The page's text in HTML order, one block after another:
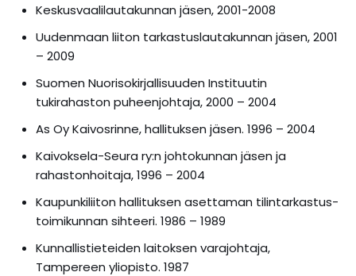
Keskusvaalilautakunnan jäsen, 2001-2008
Uudenmaan liiton tarkastuslautakunnan jäsen, 2001
– 2009
Suomen Nuorisokirjallisuuden Instituutin
tukirahaston puheenjohtaja, 2000 – 2004
As Oy Kaivosrinne, hallituksen jäsen. 1996 – 2004
Kaivoksela-Seura ry:n johtokunnan jäsen ja
rahastonhoitaja, 1996 – 2004
Kaupunkiliiton hallituksen asettaman tilintarkastus-
toimikunnan sihteeri. 1986 – 1989
Kunnallistieteiden laitoksen varajohtaja,
Tampereen yliopisto. 1987